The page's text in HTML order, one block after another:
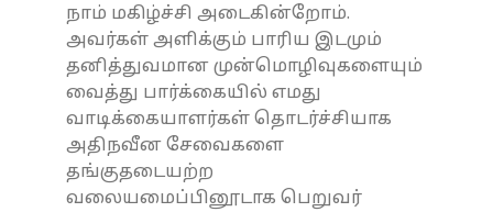
நாம் மகிழ்ச்சி அடைகின்றோம்.
அவர்கள் அளிக்கும் பாரிய இடமும்
தனித்துவமான முன்மொழிவுகளையும்
வைத்து பார்க்கையில் எமது
வாடிக்கையாளர்கள் தொடர்ச்சியாக
அதிநவீன சேவைகளை
தங்குதடையற்ற
வலையமைப்பினூடாக பெறுவர்